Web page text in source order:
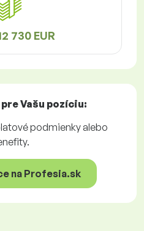
730 EUR
Vašu pozíciu:
podmienky alebo
na Profesia.sk